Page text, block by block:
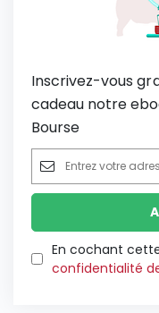
Inscrivez-vous
cadeau notre
Bourse
En cochant
confidentialité